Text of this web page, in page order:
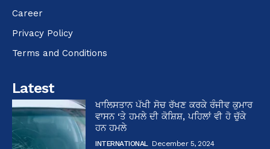
Career
Privacy Policy
Terms and Conditions
Latest
ਖਾਲਿਸਤਾਨ ਪੱਖੀ ਸੋਚ ਰੱਖਣ ਕਰਕੇ ਰੰਜੀਵ ਕੁਮਾਰ
ਵਾਸਨ ‘ਤੇ ਹਮਲੇ ਦੀ ਕੋਸ਼ਿਸ਼, ਪਹਿਲਾਂ ਵੀ ਹੋ ਚੁੱਕੇ
ਹਨ ਹਮਲੇ
INTERNATIONAL December 5, 2024